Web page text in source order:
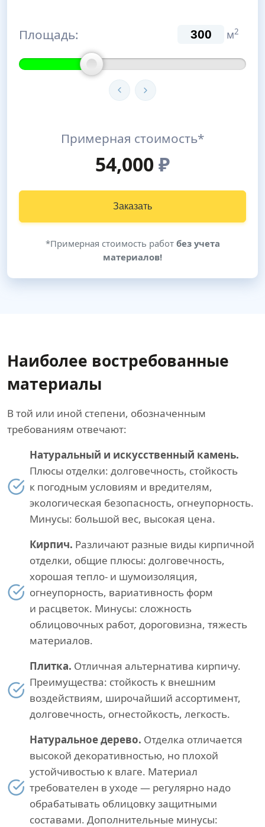
Площадь: м2
Примерная стоимость*
54,000₽
Заказать
*Примерная стоимость работ без учета
материалов!
Наиболее востребованные
материалы
В той или иной степени, обозначенным
требованиям отвечают:
Натуральный и искусственный камень.
Плюсы отделки: долговечность, стойкость
к погодным условиям и вредителям,
экологическая безопасность, огнеупорность.
Минусы: большой вес, высокая цена.
Кирпич. Различают разные виды кирпичной
отделки, общие плюсы: долговечность,
хорошая тепло- и шумоизоляция,
огнеупорность, вариативность форм
и расцветок. Минусы: сложность
облицовочных работ, дороговизна, тяжесть
материалов.
Плитка. Отличная альтернатива кирпичу.
Преимущества: стойкость к внешним
воздействиям, широчайший ассортимент,
долговечность, огнестойкость, легкость.
Натуральное дерево. Отделка отличается
высокой декоративностью, но плохой
устойчивостью к влаге. Материал
требователен в уходе — регулярно надо
обрабатывать облицовку защитными
составами. Дополнительные минусы: